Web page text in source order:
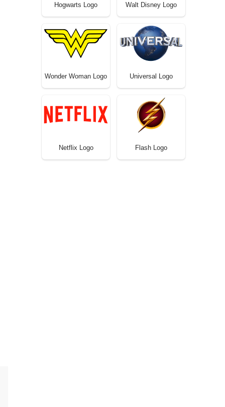
Hogwarts Logo Walt Disney Logo
Wonder Woman Logo Universal Logo
Netflix Logo Flash Logo